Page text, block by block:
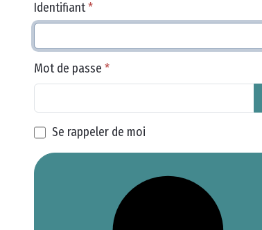
Identifiant*
Mot de passe *
Se rappeler de moi